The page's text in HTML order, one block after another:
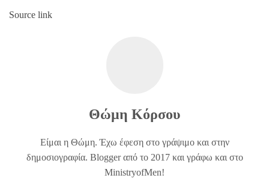
Source link
Θώμη Κόρσου
Είμαι η Θώμη. Έχω έφεση στο γράψιμο και στην
δημοσιογραφία. Blogger από το 2017 και γράφω και στο
MinistryofMen!